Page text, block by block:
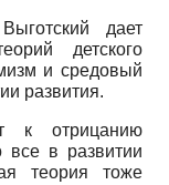
дает
детского
и средовый
развития.
к отрицанию
все в развитии
теория тоже